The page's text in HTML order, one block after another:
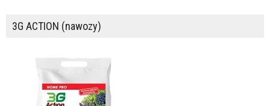
3G ACTION (nawozy)